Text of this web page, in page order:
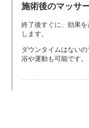
施術後のマッサ
終了後すぐに、効果
します。
ダウンタイムはない
浴や運動も可能です。